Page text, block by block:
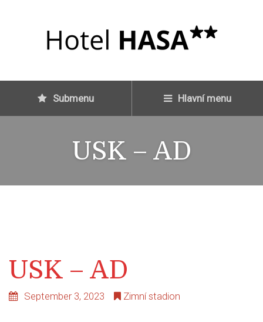
Submenu Hlavní menu
USK – AD
USK – AD
September 3, 2023 Zimní stadion